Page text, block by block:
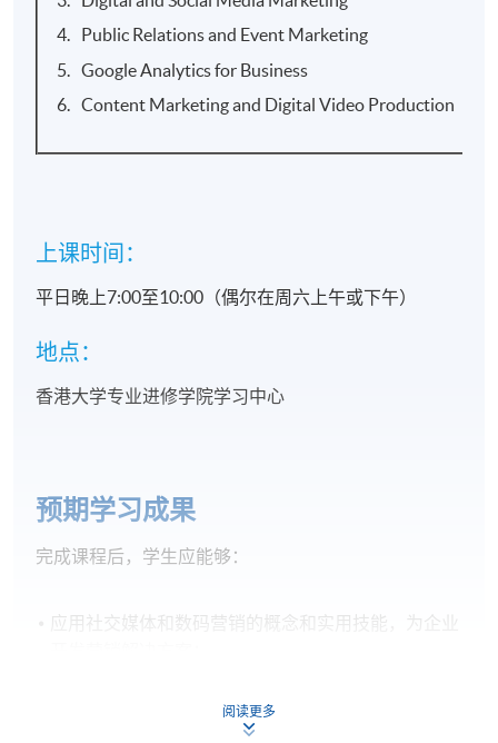
Public Relations and Event Marketing
Google Analytics for Business
Content Marketing and Digital Video Production
上课时间：
平日晚上7:00至10:00（偶尔在周六上午或下午）
地点：
香港大学专业进修学院学习中心
预期学习成果
完成课程后，学生应能够：
应用社交媒体和数码营销的概念和实用技能，为企业
户，促进B2B客户和B2C业务的产品和品牌；
阅读更多